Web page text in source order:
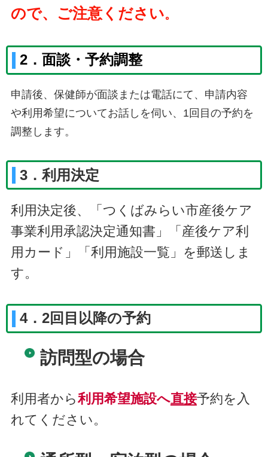
ので、ご注意ください。
2．面談・予約調整
申請後、保健師が面談または電話にて、申請内容
や利用希望についてお話しを伺い、1回目の予約を
調整します。
3．利用決定
利用決定後、「つくばみらい市産後ケア
事業利用承認決定通知書」「産後ケア利
用カード」「利用施設一覧」を郵送しま
す。
4．2回目以降の予約
訪問型の場合
利用者から利用希望施設へ直接予約を入
れてください。